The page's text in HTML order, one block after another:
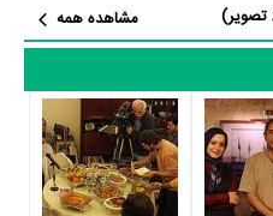
هنرمند در سال 1385 دوره‌ی پرتلاشی را در عرصه سینما و
حضور داشته است. اثر مهم محمدرضا
زیر تیغبه عنوان کارگردان محسوب
محمدرضا هنرمند فعالیت در
مشاهده همه